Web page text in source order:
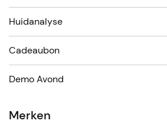
Huidanalyse
Cadeaubon
Demo Avond
Merken